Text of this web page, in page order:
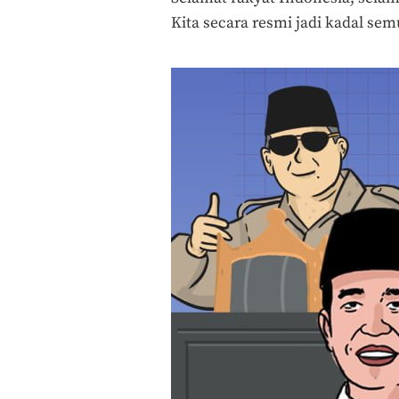
Kita secara resmi jadi kadal